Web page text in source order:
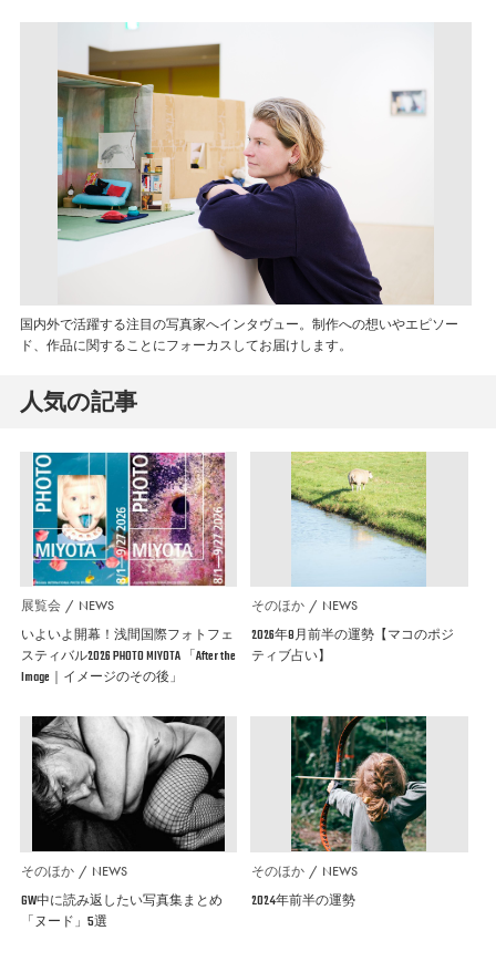
国内外で活躍する注目の写真家へインタヴュー。制作への想いやエピソー
ド、作品に関することにフォーカスしてお届けします。
人気の記事
展覧会 NEWS
いよいよ開幕！浅間国際フォトフェ
スティバル2026 PHOTO MIYOTA 「After the
Image｜イメージのその後」
そのほか NEWS
2026年8月前半の運勢【マコのポジ
ティブ占い】
そのほか NEWS
GW中に読み返したい写真集まとめ
「ヌード」5選
そのほか NEWS
2024年前半の運勢